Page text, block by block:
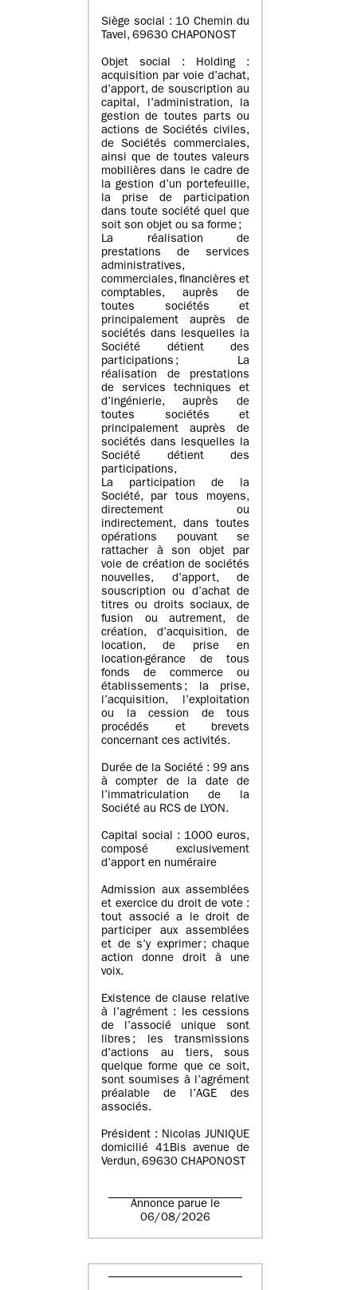
Siège social : 10 Chemin du
Tavel, 69630 CHAPONOST
Objet social : Holding :
acquisition par voie d’achat,
d’apport, de souscription au
capital, l’administration, la
gestion de toutes parts ou
actions de Sociétés civiles,
de Sociétés commerciales,
ainsi que de toutes valeurs
mobilières dans le cadre de
la gestion d’un portefeuille,
la prise de participation
dans toute société quel que
soit son objet ou sa forme ;
La réalisation de
prestations de services
administratives,
commerciales, financières et
comptables, auprès de
toutes sociétés et
principalement auprès de
sociétés dans lesquelles la
Société détient des
participations ; La
réalisation de prestations
de services techniques et
d’ingénierie, auprès de
toutes sociétés et
principalement auprès de
sociétés dans lesquelles la
Société détient des
participations,
La participation de la
Société, par tous moyens,
directement ou
indirectement, dans toutes
opérations pouvant se
rattacher à son objet par
voie de création de sociétés
nouvelles, d’apport, de
souscription ou d’achat de
titres ou droits sociaux, de
fusion ou autrement, de
création, d’acquisition, de
location, de prise en
location-gérance de tous
fonds de commerce ou
établissements ; la prise,
l’acquisition, l’exploitation
ou la cession de tous
procédés et brevets
concernant ces activités.
Durée de la Société : 99 ans
à compter de la date de
l’immatriculation de la
Société au RCS de LYON.
Capital social : 1000 euros,
composé exclusivement
d’apport en numéraire
Admission aux assemblées
et exercice du droit de vote :
tout associé a le droit de
participer aux assemblées
et de s’y exprimer ; chaque
action donne droit à une
voix.
Existence de clause relative
à l’agrément : les cessions
de l’associé unique sont
libres ; les transmissions
d’actions au tiers, sous
quelque forme que ce soit,
sont soumises à l’agrément
préalable de l’AGE des
associés.
Président : Nicolas JUNIQUE
domicilié 41Bis avenue de
Verdun, 69630 CHAPONOST
Annonce parue le
06/08/2026